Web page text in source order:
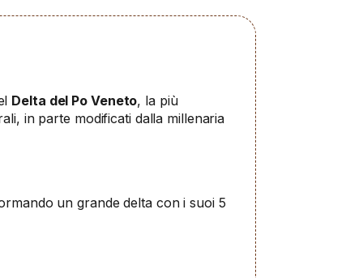
Delta del Po Veneto, la più
in parte modificati dalla millenaria
un grande delta con i suoi 5